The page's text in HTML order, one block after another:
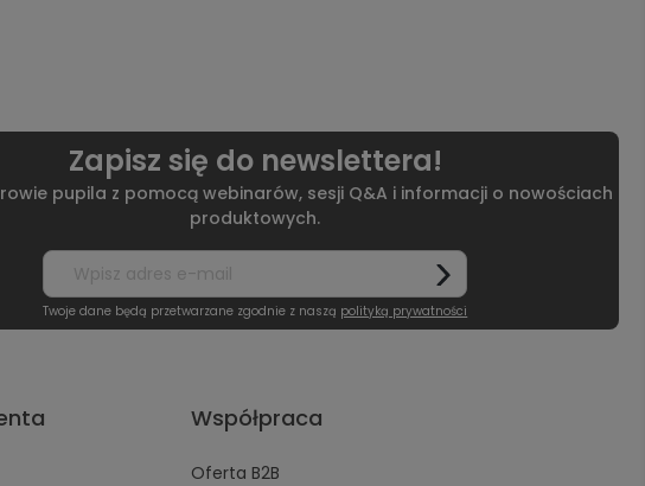
Zapisz się do newslettera!
pupila z pomocą webinarów, sesji Q&A i informacji o nowościach
produktowych.
Twoje dane będą przetwarzane zgodnie z naszą polityką prywatności
Współpraca
Oferta B2B